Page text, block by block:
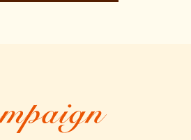
かったです。早速注文
応援していきます。